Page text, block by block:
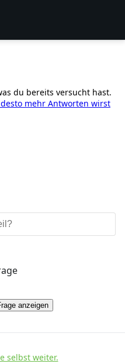
du bereits versucht hast.
mehr Antworten wirst
anzeigen
selbst weiter.